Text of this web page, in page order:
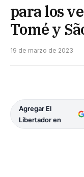
para los
Tomé y
19 de marzo de 2023
Agregar El
Libertador en